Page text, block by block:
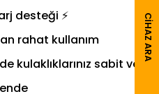
desteği ⚡
rahat kullanım
kulaklıklarınız sabit ve
CIHAZ ARA